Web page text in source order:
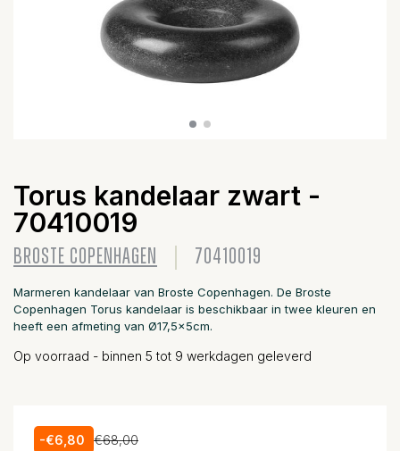
Torus kandelaar zwart -
70410019
BROSTE COPENHAGEN 70410019
Marmeren kandelaar van Broste Copenhagen. De Broste
Copenhagen Torus kandelaar is beschikbaar in twee kleuren en
heeft een afmeting van Ø17,5x5cm.
Op voorraad - binnen 5 tot 9 werkdagen geleverd
-€6,80 €68,00